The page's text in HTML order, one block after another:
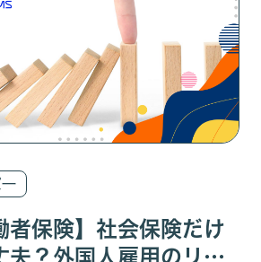
者保険】社会保険だけ
夫？外国人雇用のリス